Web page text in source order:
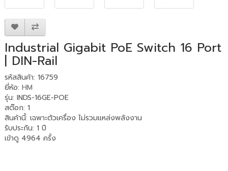
Industrial Gigabit PoE Switch 16 Port
| DIN-Rail
รหัสสินค้า: 16759
ยี่ห้อ: HM
รุ่น: INDS-16GE-POE
สต๊อก: 1
สินค้านี้: เฉพาะตัวเครื่อง ไม่รวมแหล่งพลังงาน
รับประกัน: 1 ปี
เข้าดู 4964 ครั้ง